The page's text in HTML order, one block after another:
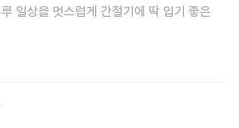
일상을 멋스럽게 간절기에 딱 입기 좋은